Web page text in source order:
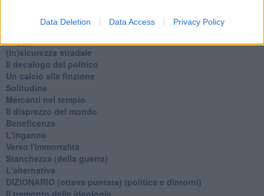
Data Deletion Data Access Privacy Policy
Il giorno dei saldi
L'ultimo post
​(In)sicurezza stradale
Il decalogo del politico
Un calcio alla finzione
Solitudine
Mercanti nel tempio
Il disprezzo del mondo
Beneficenza
L'inganno
Verso l'immortalità
Stanchezza (della guerra)
L'alternativa
​DIZIONARIO (ottava puntata) (politica e dintorni)
Il tramonto delle ideologie